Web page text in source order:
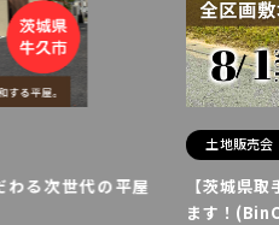
わる次世代の平屋
土地販売会
【茨城県
ます！